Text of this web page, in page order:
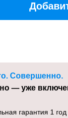
гарантия 1 год
Совершенно.
— уже